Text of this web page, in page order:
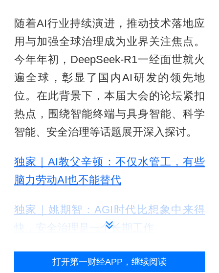
随着AI行业持续演进，推动技术落地应
用与加强全球治理成为业界关注焦点。
今年年初，DeepSeek-R1一经面世就火
遍全球，彰显了国内AI研发的领先地
位。在此背景下，本届大会的论坛紧扣
热点，围绕智能终端与具身智能、科学
智能、安全治理等话题展开深入探讨。
独家｜AI教父辛顿：不仅水管工，有些
脑力劳动AI也不能替代
独家｜姚期智：AGI时代比想象中来得
快，安全治理是一个长期工作
【热新闻】打开第一财经APP，继续阅读